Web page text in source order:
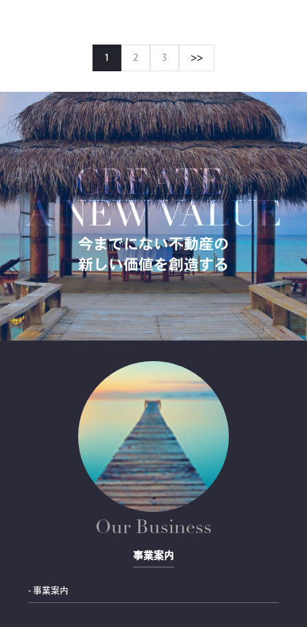
1 2 3 >>
Our Business
事業案内
- 事業案内